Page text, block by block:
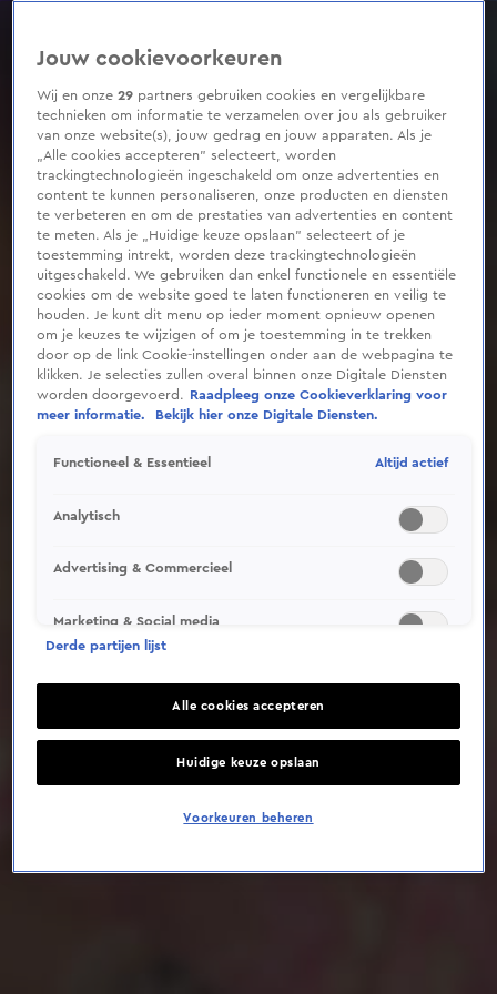
seconds
Deze video is niet beschikbaar op je huidige locatie
Jouw cookievoorkeuren
Wij en onze29 partners gebruiken cookies en vergelijkbare
technieken om informatie te verzamelen over jou als gebruiker
van onze website(s), jouw gedrag en jouw apparaten. Als je
„Alle cookies accepteren” selecteert, worden
trackingtechnologieën ingeschakeld om onze advertenties en
content te kunnen personaliseren, onze producten en diensten
te verbeteren en om de prestaties van advertenties en content
te meten. Als je „Huidige keuze opslaan” selecteert of je
toestemming intrekt, worden deze trackingtechnologieën
uitgeschakeld. We gebruiken dan enkel functionele en essentiële
cookies om de website goed te laten functioneren en veilig te
houden. Je kunt dit menu op ieder moment opnieuw openen
om je keuzes te wijzigen of om je toestemming in te trekken
door op de link Cookie-instellingen onder aan de webpagina te
klikken. Je selecties zullen overal binnen onze Digitale Diensten
worden doorgevoerd.
Raadpleeg onze Cookieverklaring voor
meer informatie.
Bekijk hier onze Digitale Diensten.
Functioneel & Essentieel Altijd actief
Analytisch
Advertising & Commercieel
Marketing & Social media
Derde partijen lijst
Alle cookies accepteren
Huidige keuze opslaan
Voorkeuren beheren